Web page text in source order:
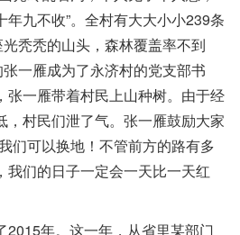
九不收”。全村有大大小小239条
秃秃的山头，森林覆盖率不到
一雁成为了永济村的党支部书
张一雁带着村民上山种树。由于经
，村民们泄了气。张一雁鼓励大家
们可以换地！不管前方的路有多
我们的日子一定会一天比一天红
年。这一年，从省里某部门